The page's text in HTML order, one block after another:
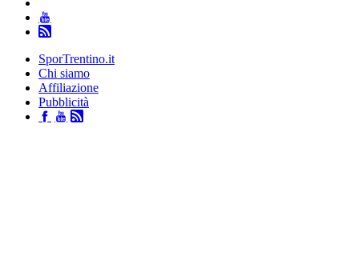
SporTrentino.it
Chi siamo
Affiliazione
Pubblicità